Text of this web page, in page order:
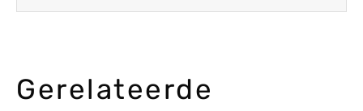
Gerelateerde